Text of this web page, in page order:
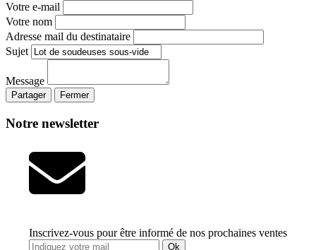
Votre e-mail
Votre nom
Adresse mail du destinataire
Sujet
Message
Partager Fermer
Notre newsletter
Inscrivez-vous pour être informé de nos prochaines ventes
Ok